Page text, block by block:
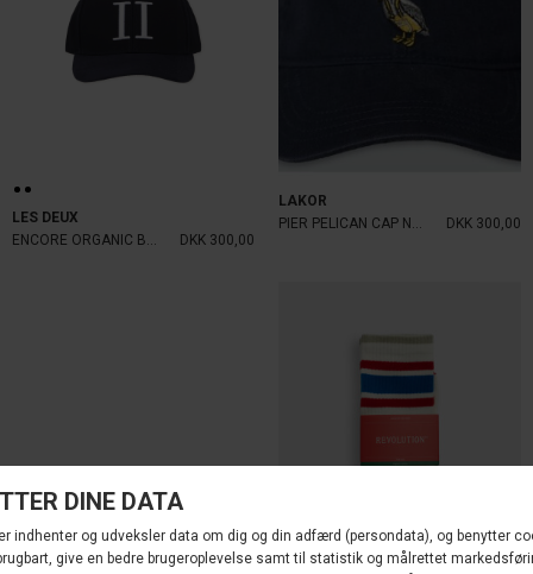
LES DEUX
ENCORE ORGANIC BASEBALL CAP
DKK 300,00
LAKOR
DKK 300,00